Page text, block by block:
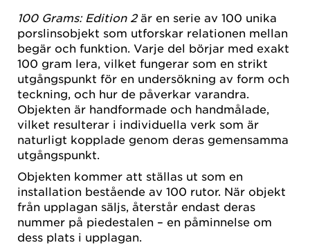
100 Grams: Edition 2är en serie av 100 unika
porslinsobjekt som utforskar relationen mellan
begär och funktion. Varje del börjar med exakt
100 gram lera, vilket fungerar som en strikt
utgångspunkt för en undersökning av form och
teckning, och hur de påverkar varandra.
Objekten är handformade och handmålade,
vilket resulterar i individuella verk som är
naturligt kopplade genom deras gemensamma
utgångspunkt.
Objekten kommer att ställas ut som en
installation bestående av 100 rutor. När objekt
från upplagan säljs, återstår endast deras
nummer på piedestalen – en påminnelse om
dess plats i upplagan.